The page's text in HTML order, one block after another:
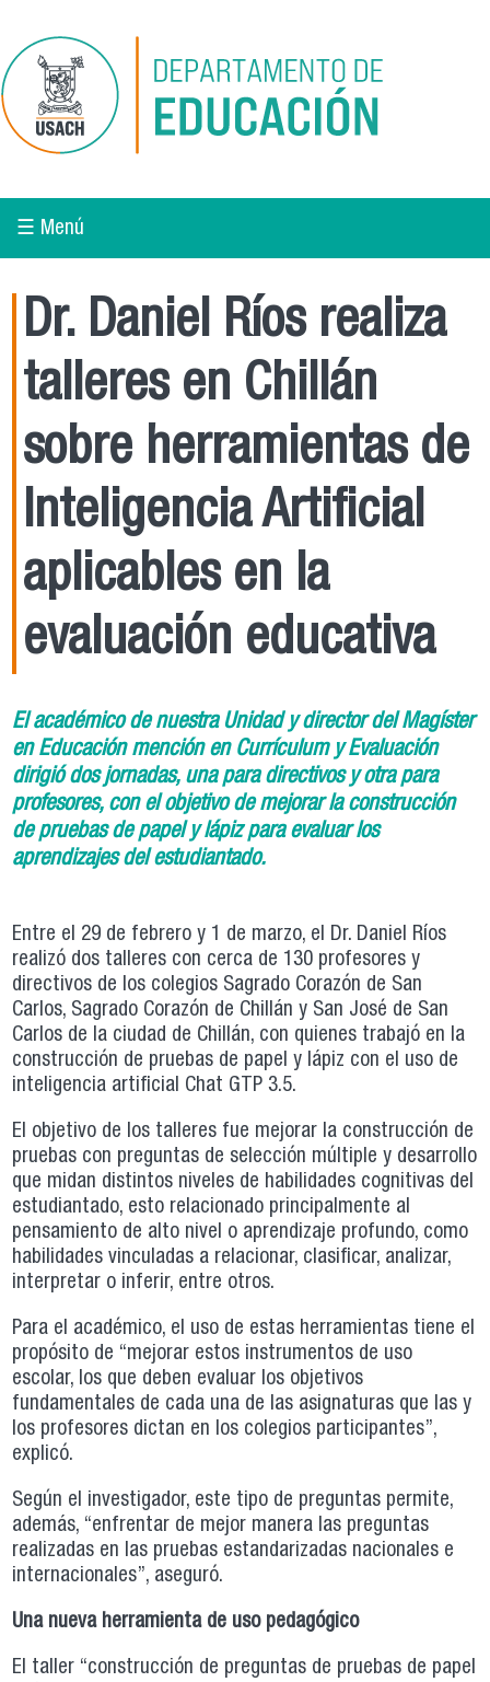
☰ Menú
Dr. Daniel Ríos realiza
talleres en Chillán
sobre herramientas de
Inteligencia Artificial
aplicables en la
evaluación educativa
El académico de nuestra Unidad y director del Magíster
en Educación mención en Currículum y Evaluación
dirigió dos jornadas, una para directivos y otra para
profesores, con el objetivo de mejorar la construcción
de pruebas de papel y lápiz para evaluar los
aprendizajes del estudiantado.
Entre el 29 de febrero y 1 de marzo, el Dr. Daniel Ríos
realizó dos talleres con cerca de 130 profesores y
directivos de los colegios Sagrado Corazón de San
Carlos, Sagrado Corazón de Chillán y San José de San
Carlos de la ciudad de Chillán, con quienes trabajó en la
construcción de pruebas de papel y lápiz con el uso de
inteligencia artificial Chat GTP 3.5.
El objetivo de los talleres fue mejorar la construcción de
pruebas con preguntas de selección múltiple y desarrollo
que midan distintos niveles de habilidades cognitivas del
estudiantado, esto relacionado principalmente al
pensamiento de alto nivel o aprendizaje profundo, como
habilidades vinculadas a relacionar, clasificar, analizar,
interpretar o inferir, entre otros.
Para el académico, el uso de estas herramientas tiene el
propósito de “mejorar estos instrumentos de uso
escolar, los que deben evaluar los objetivos
fundamentales de cada una de las asignaturas que las y
los profesores dictan en los colegios participantes”,
explicó.
Según el investigador, este tipo de preguntas permite,
además, “enfrentar de mejor manera las preguntas
realizadas en las pruebas estandarizadas nacionales e
internacionales”, aseguró.
Una nueva herramienta de uso pedagógico
El taller “construcción de preguntas de pruebas de papel